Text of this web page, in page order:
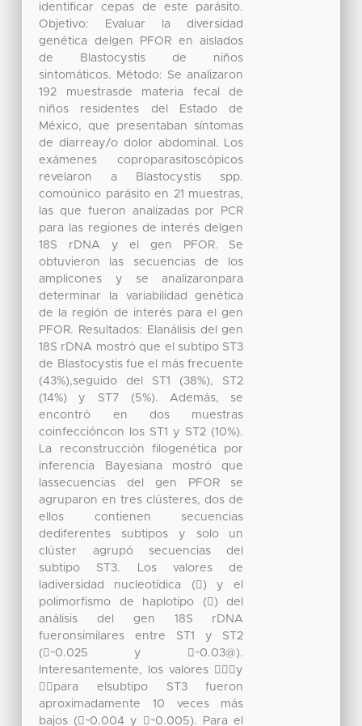
identificar cepas de este parásito.
Objetivo: Evaluar la diversidad
genética delgen PFOR en aislados
de Blastocystis de niños
sintomáticos. Método: Se analizaron
192 muestrasde materia fecal de
niños residentes del Estado de
México, que presentaban síntomas
de diarreay/o dolor abdominal. Los
exámenes coproparasitoscópicos
revelaron a Blastocystis spp.
comoúnico parásito en 21 muestras,
las que fueron analizadas por PCR
para las regiones de interés delgen
18S rDNA y el gen PFOR. Se
obtuvieron las secuencias de los
amplicones y se analizaronpara
determinar la variabilidad genética
de la región de interés para el gen
PFOR. Resultados: Elanálisis del gen
18S rDNA mostró que el subtipo ST3
de Blastocystis fue el más frecuente
(43%),seguido del ST1 (38%), ST2
(14%) y ST7 (5%). Además, se
encontró en dos muestras
coinfeccióncon los ST1 y ST2 (10%).
La reconstrucción filogenética por
inferencia Bayesiana mostró que
lassecuencias del gen PFOR se
agruparon en tres clústeres, dos de
ellos contienen secuencias
dediferentes subtipos y solo un
clúster agrupó secuencias del
subtipo ST3. Los valores de
ladiversidad nucleotídica () y el
polimorfismo de haplotipo () del
análisis del gen 18S rDNA
fueronsimilares entre ST1 y ST2
(~0.025 y ~0.03@).
Interesantemente, los valores y
para elsubtipo ST3 fueron
aproximadamente 10 veces más
bajos (~0.004 y ~0.005). Para el